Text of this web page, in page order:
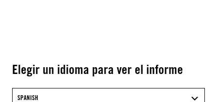
Elegir un idioma para ver el informe
SPANISH